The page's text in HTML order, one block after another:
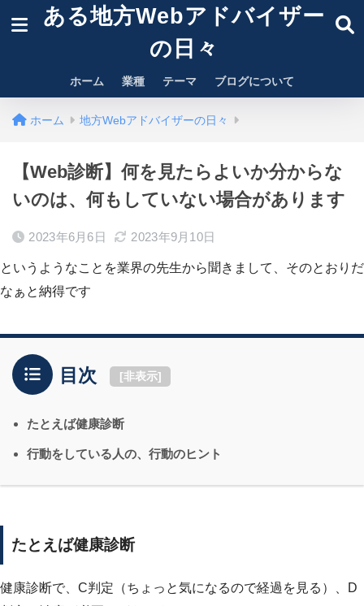
ある地方Webアドバイザー
の日々
ホーム 業種 テーマ ブログについて
ホーム 地方Webアドバイザーの日々
【Web診断】何を見たらよいか分からな
いのは、何もしていない場合があります
2023年6月6日 2023年9月10日
というようなことを業界の先生から聞きまして、そのとおりだ
なぁと納得です
目次 [非表示]
たとえば健康診断
行動をしている人の、行動のヒント
たとえば健康診断
健康診断で、C判定（ちょっと気になるので経過を見る）、D